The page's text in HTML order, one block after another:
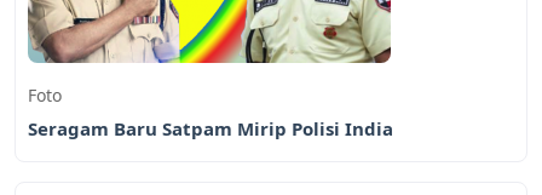
Foto
Seragam Baru Satpam Mirip Polisi India